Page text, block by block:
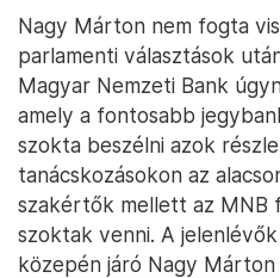
Nagy Márton nem fogta
parlamenti választások
Magyar Nemzeti Bank
amely a fontosabb
szokta beszélni azok
tanácskozásokon az
szakértők mellett az MNB
szoktak venni. A
közepén járó Nagy